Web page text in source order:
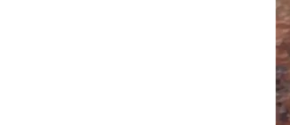
משה במתנת חלקו" | "הנשמה
המתארים את מידותיו הטובות של